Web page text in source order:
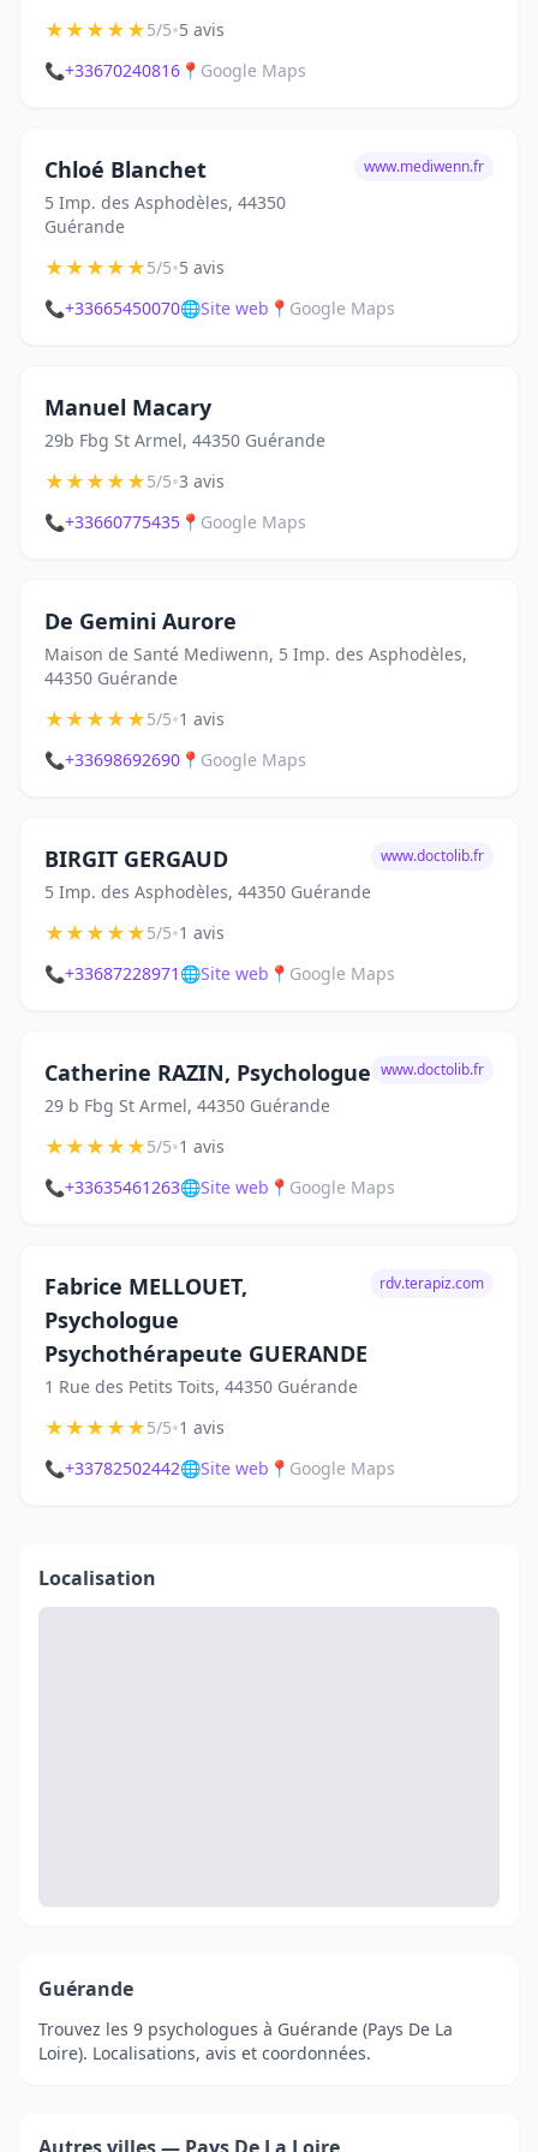
★★★★★5/5•5 avis
📞+33670240816 📍 Google Maps
Chloé Blanchet
5 Imp. des Asphodèles, 44350
Guérande
www.mediwenn.fr
★★★★★5/5•5 avis
📞+33665450070🌐Site web 📍 Google Maps
Manuel Macary
29b Fbg St Armel, 44350 Guérande
★★★★★5/5•3 avis
📞+33660775435 📍 Google Maps
De Gemini Aurore
Maison de Santé Mediwenn, 5 Imp. des Asphodèles,
44350 Guérande
★★★★★5/5•1 avis
📞+33698692690 📍 Google Maps
BIRGIT GERGAUD
5 Imp. des Asphodèles, 44350 Guérande
www.doctolib.fr
★★★★★5/5•1 avis
📞+33687228971 🌐Site web 📍 Google Maps
Catherine RAZIN, Psychologue
29 b Fbg St Armel, 44350 Guérande
www.doctolib.fr
★★★★★5/5•1 avis
📞+33635461263🌐Site web 📍 Google Maps
Fabrice MELLOUET,
Psychologue
Psychothérapeute GUERANDE
1 Rue des Petits Toits, 44350 Guérande
rdv.terapiz.com
★★★★★5/5•1 avis
📞+33782502442🌐Site web 📍 Google Maps
Localisation
Guérande
Trouvez les 9 psychologues à Guérande (Pays De La
Loire). Localisations, avis et coordonnées.